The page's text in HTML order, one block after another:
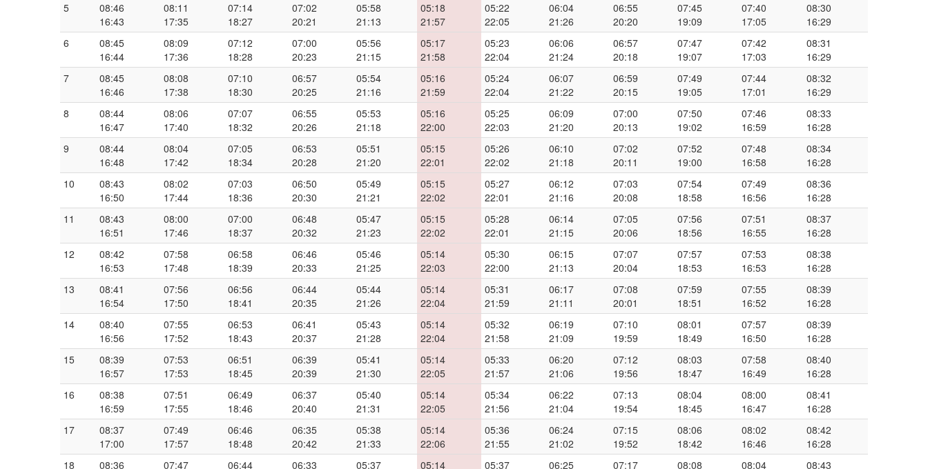
5
08:46
16:43
08:11
17:35
07:14
18:27
07:02
20:21
05:58
21:13
05:18
21:57
05:22
22:05
06:04
21:26
06:55
20:20
07:45
19:09
07:40
17:05
08:30
16:29
6
08:45
16:44
08:09
17:36
07:12
18:28
07:00
20:23
05:56
21:15
05:17
21:58
05:23
22:04
06:06
21:24
06:57
20:18
07:47
19:07
07:42
17:03
08:31
16:29
7
08:45
16:46
08:08
17:38
07:10
18:30
06:57
20:25
05:54
21:16
05:16
21:59
05:24
22:04
06:07
21:22
06:59
20:15
07:49
19:05
07:44
17:01
08:32
16:29
8
08:44
16:47
08:06
17:40
07:07
18:32
06:55
20:26
05:53
21:18
05:16
22:00
05:25
22:03
06:09
21:20
07:00
20:13
07:50
19:02
07:46
16:59
08:33
16:28
9
08:44
16:48
08:04
17:42
07:05
18:34
06:53
20:28
05:51
21:20
05:15
22:01
05:26
22:02
06:10
21:18
07:02
20:11
07:52
19:00
07:48
16:58
08:34
16:28
10
08:43
16:50
08:02
17:44
07:03
18:36
06:50
20:30
05:49
21:21
05:15
22:02
05:27
22:01
06:12
21:16
07:03
20:08
07:54
18:58
07:49
16:56
08:36
16:28
11
08:43
16:51
08:00
17:46
07:00
18:37
06:48
20:32
05:47
21:23
05:15
22:02
05:28
22:01
06:14
21:15
07:05
20:06
07:56
18:56
07:51
16:55
08:37
16:28
12
08:42
16:53
07:58
17:48
06:58
18:39
06:46
20:33
05:46
21:25
05:14
22:03
05:30
22:00
06:15
21:13
07:07
20:04
07:57
18:53
07:53
16:53
08:38
16:28
13
08:41
16:54
07:56
17:50
06:56
18:41
06:44
20:35
05:44
21:26
05:14
22:04
05:31
21:59
06:17
21:11
07:08
20:01
07:59
18:51
07:55
16:52
08:39
16:28
14
08:40
16:56
07:55
17:52
06:53
18:43
06:41
20:37
05:43
21:28
05:14
22:04
05:32
21:58
06:19
21:09
07:10
19:59
08:01
18:49
07:57
16:50
08:39
16:28
15
08:39
16:57
07:53
17:53
06:51
18:45
06:39
20:39
05:41
21:30
05:14
22:05
05:33
21:57
06:20
21:06
07:12
19:56
08:03
18:47
07:58
16:49
08:40
16:28
16
08:38
16:59
07:51
17:55
06:49
18:46
06:37
20:40
05:40
21:31
05:14
22:05
05:34
21:56
06:22
21:04
07:13
19:54
08:04
18:45
08:00
16:47
08:41
16:28
17
08:37
17:00
07:49
17:57
06:46
18:48
06:35
20:42
05:38
21:33
05:14
22:06
05:36
21:55
06:24
21:02
07:15
19:52
08:06
18:42
08:02
16:46
08:42
16:28
18
08:36
07:47
06:44
06:33
05:37
05:14
05:37
06:25
07:17
08:08
08:04
08:43